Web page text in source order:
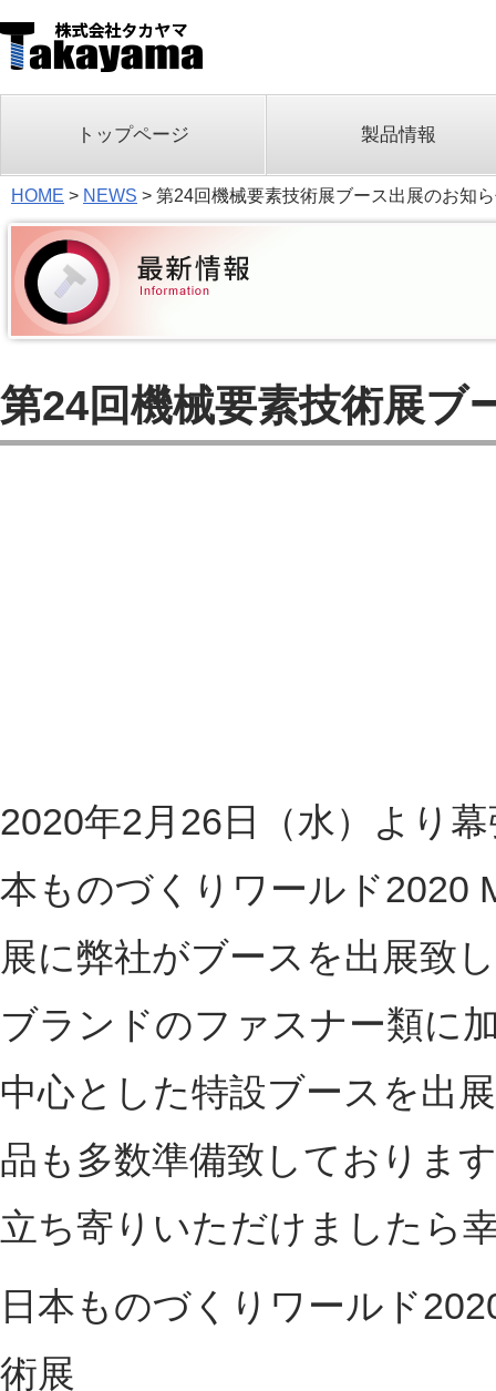
トップページ 製品情報
HOME > NEWS > 第24回機械要素技術展ブース出展のお知
第24回機械要素技術展ブ
2020年2月26日（水）より
本ものづくりワールド2020
展に弊社がブースを出展致
ブランドのファスナー類に
中心とした特設ブースを出
品も多数準備致しておりま
立ち寄りいただけましたら
日本ものづくりワールド
術展